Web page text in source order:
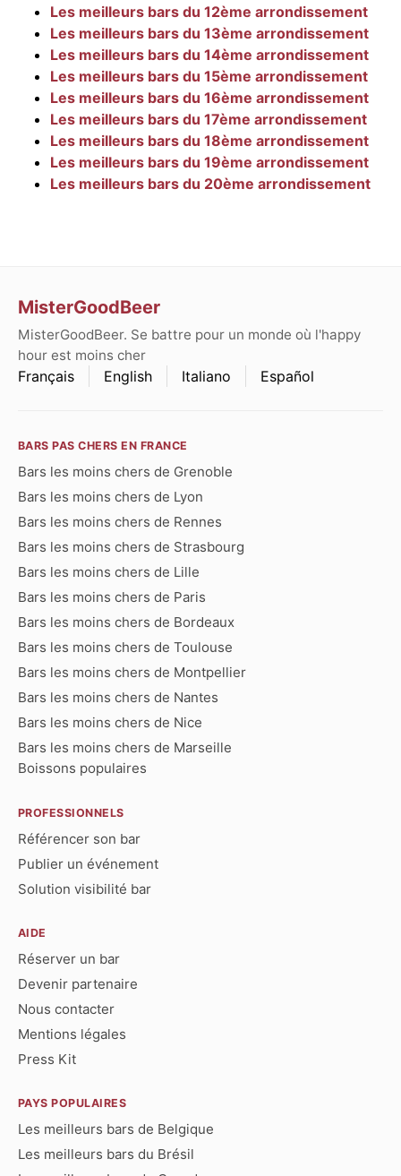
Les meilleurs bars du 12ème arrondissement
Les meilleurs bars du 13ème arrondissement
Les meilleurs bars du 14ème arrondissement
Les meilleurs bars du 15ème arrondissement
Les meilleurs bars du 16ème arrondissement
Les meilleurs bars du 17ème arrondissement
Les meilleurs bars du 18ème arrondissement
Les meilleurs bars du 19ème arrondissement
Les meilleurs bars du 20ème arrondissement
MisterGoodBeer
MisterGoodBeer. Se battre pour un monde où l'happy
hour est moins cher
Français English Italiano Español
BARS PAS CHERS EN FRANCE
Bars les moins chers de Grenoble
Bars les moins chers de Lyon
Bars les moins chers de Rennes
Bars les moins chers de Strasbourg
Bars les moins chers de Lille
Bars les moins chers de Paris
Bars les moins chers de Bordeaux
Bars les moins chers de Toulouse
Bars les moins chers de Montpellier
Bars les moins chers de Nantes
Bars les moins chers de Nice
Bars les moins chers de Marseille
Boissons populaires
PROFESSIONNELS
Référencer son bar
Publier un événement
Solution visibilité bar
AIDE
Réserver un bar
Devenir partenaire
Nous contacter
Mentions légales
Press Kit
PAYS POPULAIRES
Les meilleurs bars de Belgique
Les meilleurs bars du Brésil